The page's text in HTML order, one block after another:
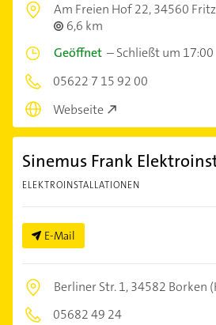
Am Freien Hof 22,34560
6,6 km
Geöffnet –Schließt um 17:00
05622 7 15 92 00
Webseite
Sinemus Frank
ELEKTROINSTALLATIONEN
E-Mail
Berliner Str. 1,34582 Borken
05682 49 24